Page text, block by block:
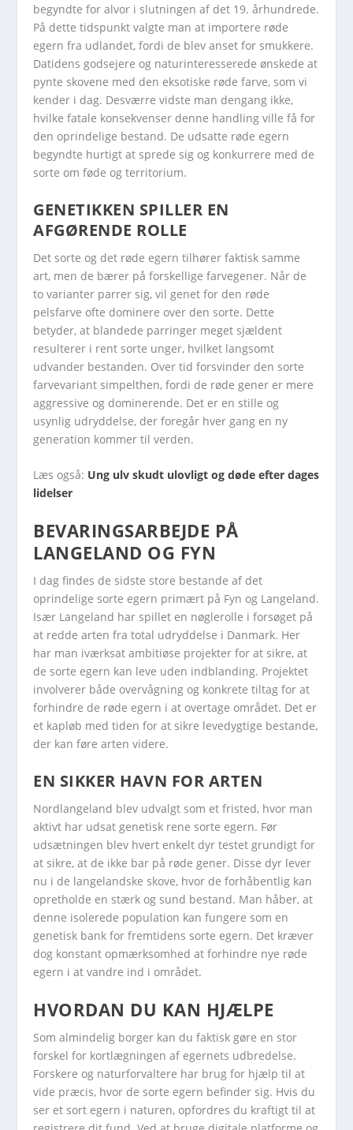
begyndte for alvor i slutningen af det 19. århundrede.
På dette tidspunkt valgte man at importere røde
egern fra udlandet, fordi de blev anset for smukkere.
Datidens godsejere og naturinteresserede ønskede at
pynte skovene med den eksotiske røde farve, som vi
kender i dag. Desværre vidste man dengang ikke,
hvilke fatale konsekvenser denne handling ville få for
den oprindelige bestand. De udsatte røde egern
begyndte hurtigt at sprede sig og konkurrere med de
sorte om føde og territorium.
GENETIKKEN SPILLER EN
AFGØRENDE ROLLE
Det sorte og det røde egern tilhører faktisk samme
art, men de bærer på forskellige farvegener. Når de
to varianter parrer sig, vil genet for den røde
pelsfarve ofte dominere over den sorte. Dette
betyder, at blandede parringer meget sjældent
resulterer i rent sorte unger, hvilket langsomt
udvander bestanden. Over tid forsvinder den sorte
farvevariant simpelthen, fordi de røde gener er mere
aggressive og dominerende. Det er en stille og
usynlig udryddelse, der foregår hver gang en ny
generation kommer til verden.
Læs også: Ung ulv skudt ulovligt og døde efter dages
lidelser
BEVARINGSARBEJDE PÅ
LANGELAND OG FYN
I dag findes de sidste store bestande af det
oprindelige sorte egern primært på Fyn og Langeland.
Især Langeland har spillet en nøglerolle i forsøget på
at redde arten fra total udryddelse i Danmark. Her
har man iværksat ambitiøse projekter for at sikre, at
de sorte egern kan leve uden indblanding. Projektet
involverer både overvågning og konkrete tiltag for at
forhindre de røde egern i at overtage området. Det er
et kapløb med tiden for at sikre levedygtige bestande,
der kan føre arten videre.
EN SIKKER HAVN FOR ARTEN
Nordlangeland blev udvalgt som et fristed, hvor man
aktivt har udsat genetisk rene sorte egern. Før
udsætningen blev hvert enkelt dyr testet grundigt for
at sikre, at de ikke bar på røde gener. Disse dyr lever
nu i de langelandske skove, hvor de forhåbentlig kan
opretholde en stærk og sund bestand. Man håber, at
denne isolerede population kan fungere som en
genetisk bank for fremtidens sorte egern. Det kræver
dog konstant opmærksomhed at forhindre nye røde
egern i at vandre ind i området.
HVORDAN DU KAN HJÆLPE
Som almindelig borger kan du faktisk gøre en stor
forskel for kortlægningen af egernets udbredelse.
Forskere og naturforvaltere har brug for hjælp til at
vide præcis, hvor de sorte egern befinder sig. Hvis du
ser et sort egern i naturen, opfordres du kraftigt til at